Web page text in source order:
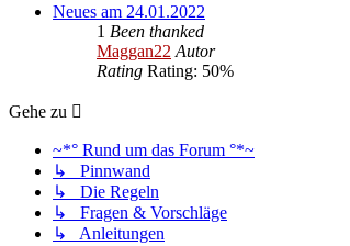
Neues am 24.01.2022
1 Been thanked
Maggan22 Autor
Rating Rating: 50%
Gehe zu
~*° Rund um das Forum °*~
↳ Pinnwand
↳ Die Regeln
↳ Fragen & Vorschläge
↳ Anleitungen